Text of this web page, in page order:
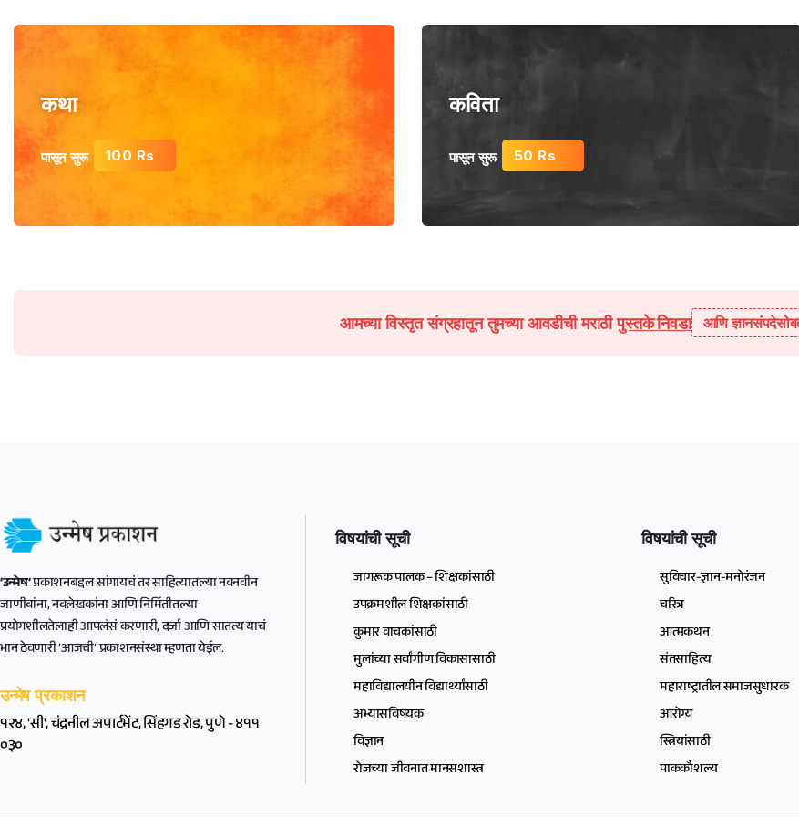
कथा
पासून सुरू 100 Rs
कविता
पासून सुरू 50 Rs
आमच्या विस्तृत संग्रहातून तुमच्या आवडीची मराठीपुस्तके निवडा आणि
‘उन्मेष’प्रकाशनबद्दल सांगायचं तर साहित्यातल्या नवनवीन
जाणीवांना, नवलेखकांना आणि निर्मितीतल्या
प्रयोगशीलतेलाही आपलंसं करणारी, दर्जा आणि सातत्य याचं
भान ठेवणारी ‘आजची’ प्रकाशनसंस्था म्हणता येईल.
उन्मेष प्रकाशन
१२४, 'सी', चंद्रनील अपार्टमेंट, सिंहगड रोड, पुणे - ४११
०३०
विषयांची सूची
जागरूक पालक – शिक्षकांसाठी
उपक्रमशील शिक्षकांसाठी
कुमार वाचकांसाठी
मुलांच्या सर्वांगीण विकासासाठी
महाविद्यालयीन विद्यार्थ्यांसाठी
अभ्यासविषयक
विज्ञान
रोजच्या जीवनात मानसशास्त्र
विषयांची सूची
सुविचार-ज्ञान-मनोरंजन
चरित्र
आत्मकथन
संतसाहित्य
महाराष्ट्रातील समाजसुधारक
आरोग्य
स्त्रियांसाठी
पाककौशल्य